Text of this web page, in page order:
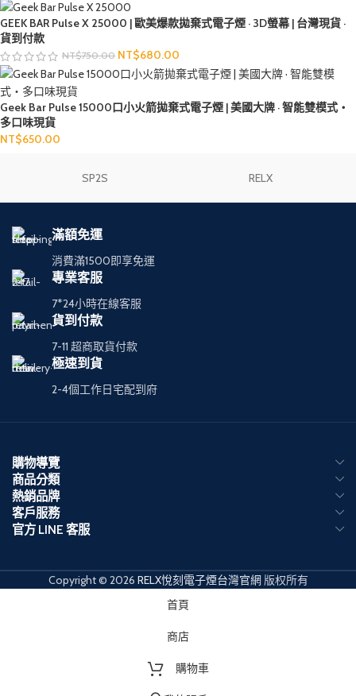
GEEK BAR Pulse X 25000 | 歐美爆款拋棄式電子煙 · 3D螢幕 | 台灣現貨 ·
貨到付款
NT$750.00 NT$680.00
Geek Bar Pulse 15000口小火箭拋棄式電子煙 | 美國大牌 · 智能雙模式・
多口味現貨
NT$650.00
SP2S RELX
滿額免運
消費滿1500即享免運
專業客服
7*24小時在線客服
貨到付款
7-11 超商取貨付款
極速到貨
2-4個工作日宅配到府
購物導覽
商品分類
熱銷品牌
客戶服務
官方 LINE 客服
Copyright © 2026 RELX悅刻電子煙台灣官網版权所有
首頁
商店
購物車